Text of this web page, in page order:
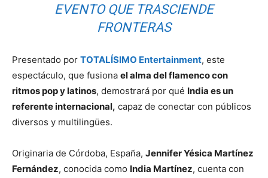
EVENTO QUE TRASCIENDE
FRONTERAS
Presentado por TOTALÍSIMO Entertainment, este
espectáculo, que fusiona el alma del flamenco con
ritmos pop y latinos, demostrará por qué India es un
referente internacional, capaz de conectar con públicos
diversos y multilingües.
Originaria de Córdoba, España, Jennifer Yésica Martínez
Fernández, conocida como India Martínez, cuenta con